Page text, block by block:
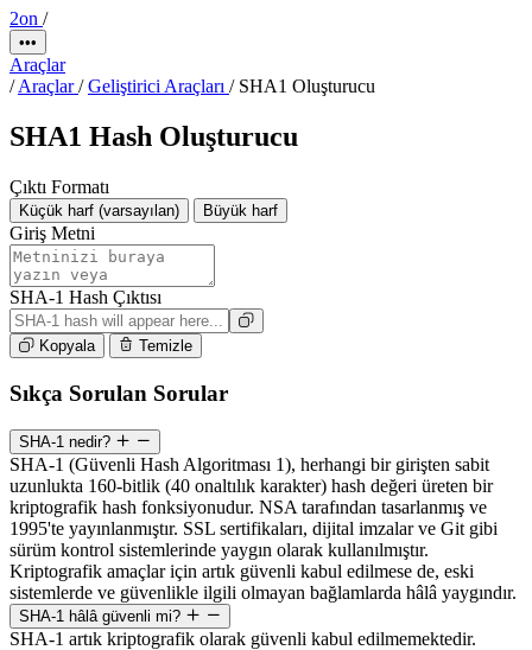
2on /
•••
Araçlar
/ Araçlar/ Geliştirici Araçları / SHA1 Oluşturucu
SHA1 Hash Oluşturucu
Çıktı Formatı
Küçük harf (varsayılan) Büyük harf
Giriş Metni
SHA-1 Hash Çıktısı
Kopyala Temizle
Sıkça Sorulan Sorular
SHA-1 nedir?
SHA-1 (Güvenli Hash Algoritması 1), herhangi bir girişten sabit
uzunlukta 160-bitlik (40 onaltılık karakter) hash değeri üreten bir
kriptografik hash fonksiyonudur. NSA tarafından tasarlanmış ve
1995'te yayınlanmıştır. SSL sertifikaları, dijital imzalar ve Git gibi
sürüm kontrol sistemlerinde yaygın olarak kullanılmıştır.
Kriptografik amaçlar için artık güvenli kabul edilmese de, eski
sistemlerde ve güvenlikle ilgili olmayan bağlamlarda hâlâ yaygındır.
SHA-1 hâlâ güvenli mi?
SHA-1 artık kriptografik olarak güvenli kabul edilmemektedir.